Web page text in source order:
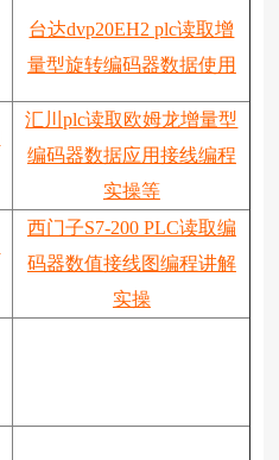
台达dvp20EH2 plc读取增
量型旋转编码器数据使用
汇川plc读取欧姆龙增量型
编码器数据应用接线编程
实操等
西门子S7-200 PLC读取编
码器数值接线图编程讲解
实操